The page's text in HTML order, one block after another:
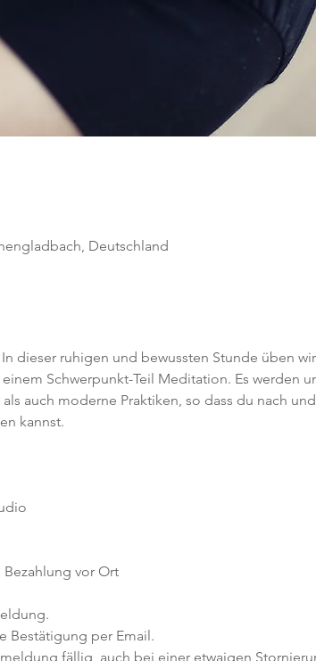
Deutschland
dieser ruhigen und bewussten Stunde üben
Schwerpunkt-Teil Meditation. Es werden
auch moderne Praktiken, so dass du nach
kannst.
Bezahlung vor Ort
Bestätigung per Email.
fällig, auch bei einer etwaigen